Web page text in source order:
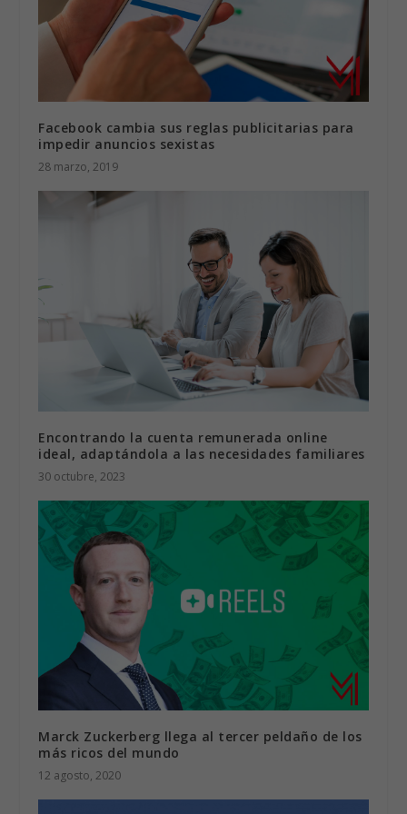
Facebook cambia sus reglas publicitarias para
impedir anuncios sexistas
28 marzo, 2019
Encontrando la cuenta remunerada online
ideal, adaptándola a las necesidades familiares
30 octubre, 2023
Marck Zuckerberg llega al tercer peldaño de los
más ricos del mundo
12 agosto, 2020